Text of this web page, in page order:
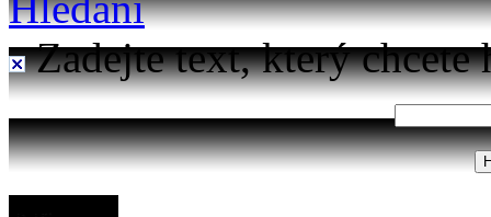
Zadejte text, který chcete